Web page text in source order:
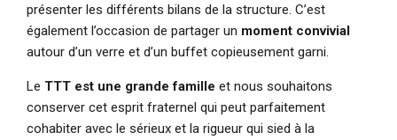
présenter les différents bilans de la structure. C’est
également l’occasion de partager un moment convivial
autour d’un verre et d’un buffet copieusement garni.
Le TTT est une grande famille et nous souhaitons
conserver cet esprit fraternel qui peut parfaitement
cohabiter avec le sérieux et la rigueur qui sied à la